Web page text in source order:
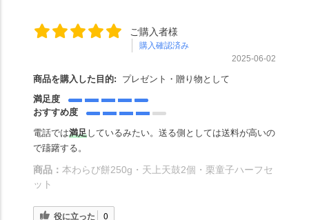
ご購入者様
購入確認済み
2025-06-02
商品を購入した目的:
プレゼント・贈り物として
満足度
おすすめ度
電話では満足しているみたい。送る側としては送料が高いの
で躊躇する。
商品： 本わらび餅250g・天上天鼓2個・栗童子ハーフセ
ット
役に立った 0